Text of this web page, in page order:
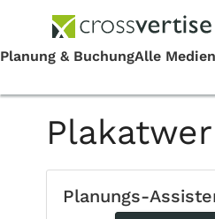
Planungs-